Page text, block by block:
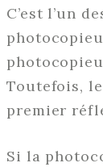
C’est l’un
Toutefois,
premier
Si la